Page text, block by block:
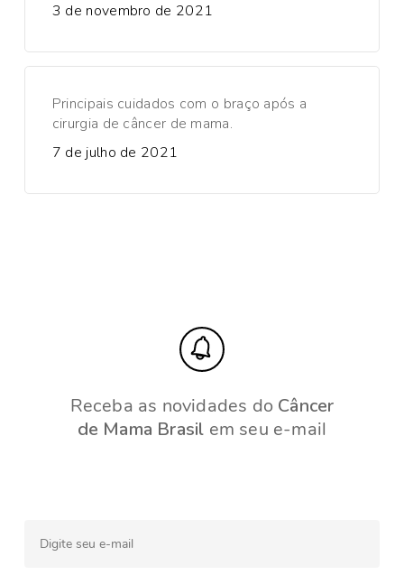
3 de novembro de 2021
Principais cuidados com o braço após a
cirurgia de câncer de mama.
7 de julho de 2021
Receba as novidades do Câncer
de Mama Brasil em seu e-mail